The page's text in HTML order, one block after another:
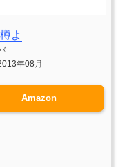
よ
年08月
Amazon